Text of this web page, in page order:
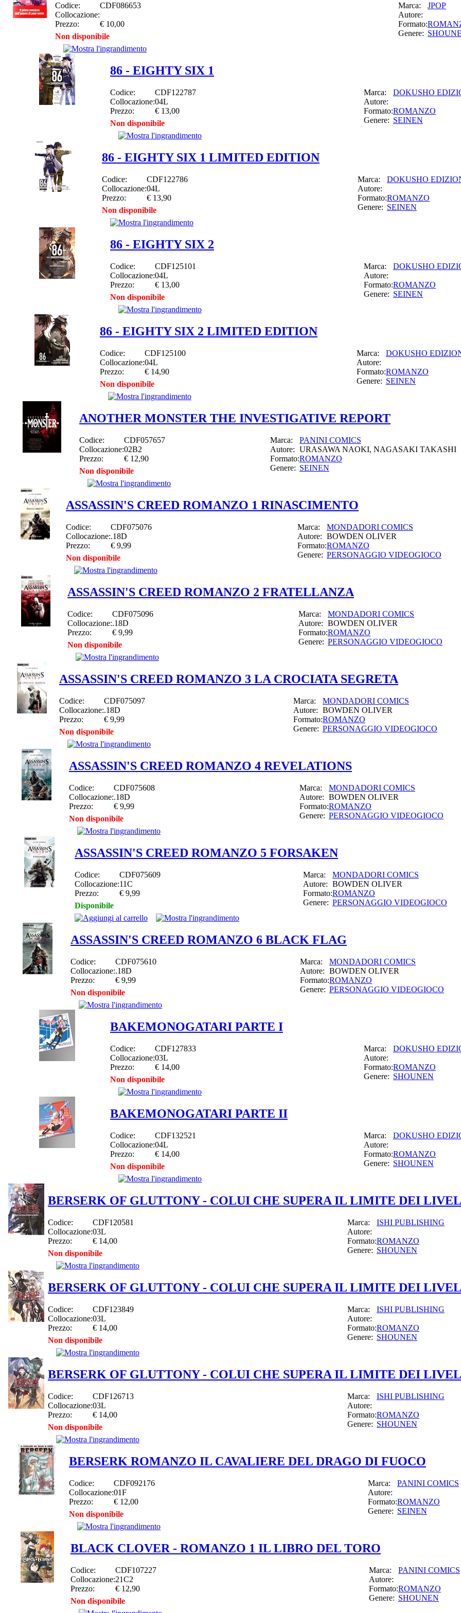
Codice:
CDF086653
Collocazione:
Prezzo:
€ 10,00
Non disponibile
Marca:
JPOP
Autore:
Formato:
Genere:
86 - EIGHTY SIX 1
Codice:
CDF122787
Collocazione:04L
Prezzo:
€ 13,00
Non disponibile
Marca:
DOKUSHO
Autore:
Formato:ROMANZO
Genere: SEINEN
86 - EIGHTY SIX 1 LIMITED EDITION
Codice:
CDF122786
Collocazione:04L
Prezzo:
€ 13,90
Non disponibile
Marca:
DOKUSHO
Autore:
Formato:ROMANZO
Genere: SEINEN
86 - EIGHTY SIX 2
Codice:
CDF125101
Collocazione:04L
Prezzo:
€ 13,00
Non disponibile
Marca:
DOKUSHO
Autore:
Formato:ROMANZO
Genere: SEINEN
86 - EIGHTY SIX 2 LIMITED EDITION
Codice:
CDF125100
Collocazione:04L
Prezzo:
€ 14,90
Non disponibile
Marca:
DOKUSHO
Autore:
Formato:ROMANZO
Genere: SEINEN
ANOTHER MONSTER THE INVESTIGATIVE REPORT
Codice:
CDF057657
Collocazione:02B2
Prezzo:
€ 12,90
Non disponibile
Marca:
PANINI COMICS
Autore: URASAWA NAOKI, NAGASAKI TAKASHI
Formato:ROMANZO
Genere: SEINEN
ASSASSIN'S CREED ROMANZO 1 RINASCIMENTO
Codice:
CDF075076
Collocazione:.18D
Prezzo:
€ 9,99
Non disponibile
Marca:
MONDADORI COMICS
Autore: BOWDEN OLIVER
Formato:ROMANZO
Genere: PERSONAGGIO VIDEOGIOCO
ASSASSIN'S CREED ROMANZO 2 FRATELLANZA
Codice:
CDF075096
Collocazione:.18D
Prezzo:
€ 9,99
Non disponibile
Marca:
MONDADORI COMICS
Autore: BOWDEN OLIVER
Formato:ROMANZO
Genere: PERSONAGGIO VIDEOGIOCO
ASSASSIN'S CREED ROMANZO 3 LA CROCIATA SEGRETA
Codice:
CDF075097
Collocazione:.18D
Prezzo:
€ 9,99
Non disponibile
Marca:
MONDADORI COMICS
Autore: BOWDEN OLIVER
Formato:ROMANZO
Genere: PERSONAGGIO VIDEOGIOCO
ASSASSIN'S CREED ROMANZO 4 REVELATIONS
Codice:
CDF075608
Collocazione:.18D
Prezzo:
€ 9,99
Non disponibile
Marca:
MONDADORI COMICS
Autore: BOWDEN OLIVER
Formato:ROMANZO
Genere: PERSONAGGIO VIDEOGIOCO
ASSASSIN'S CREED ROMANZO 5 FORSAKEN
Codice:
CDF075609
Collocazione:11C
Prezzo:
€ 9,99
Disponibile
Marca:
MONDADORI COMICS
Autore: BOWDEN OLIVER
Formato:ROMANZO
Genere: PERSONAGGIO VIDEOGIOCO
ASSASSIN'S CREED ROMANZO 6 BLACK FLAG
Codice:
CDF075610
Collocazione:.18D
Prezzo:
€ 9,99
Non disponibile
Marca:
MONDADORI COMICS
Autore: BOWDEN OLIVER
Formato:ROMANZO
Genere: PERSONAGGIO VIDEOGIOCO
BAKEMONOGATARI PARTE I
Codice:
CDF127833
Collocazione:03L
Prezzo:
€ 14,00
Non disponibile
Marca:
DOKUSHO
Autore:
Formato:ROMANZO
Genere: SHOUNEN
BAKEMONOGATARI PARTE II
Codice:
CDF132521
Collocazione:04L
Prezzo:
€ 14,00
Non disponibile
Marca:
DOKUSHO
Autore:
Formato:ROMANZO
Genere: SHOUNEN
BERSERK OF GLUTTONY - COLUI CHE SUPERA IL LIMITE DEI
Codice:
CDF120581
Collocazione:03L
Prezzo:
€ 14,00
Non disponibile
Marca:
ISHI PUBLISHING
Autore:
Formato:ROMANZO
Genere: SHOUNEN
BERSERK OF GLUTTONY - COLUI CHE SUPERA IL LIMITE DEI
Codice:
CDF123849
Collocazione:03L
Prezzo:
€ 14,00
Non disponibile
Marca:
ISHI PUBLISHING
Autore:
Formato:ROMANZO
Genere: SHOUNEN
BERSERK OF GLUTTONY - COLUI CHE SUPERA IL LIMITE DEI
Codice:
CDF126713
Collocazione:03L
Prezzo:
€ 14,00
Non disponibile
Marca:
ISHI PUBLISHING
Autore:
Formato:ROMANZO
Genere: SHOUNEN
BERSERK ROMANZO IL CAVALIERE DEL DRAGO DI FUOCO
Codice:
CDF092176
Collocazione:01F
Prezzo:
€ 12,00
Non disponibile
Marca:
PANINI COMICS
Autore:
Formato:ROMANZO
Genere: SEINEN
BLACK CLOVER - ROMANZO 1 IL LIBRO DEL TORO
Codice:
CDF107227
Collocazione:21C2
Prezzo:
€ 12,90
Non disponibile
Marca:
PANINI COMICS
Autore:
Formato:ROMANZO
Genere: SHOUNEN